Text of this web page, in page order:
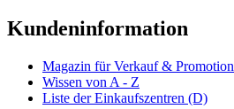
Kundeninformation
Magazin für Verkauf & Promotion
Wissen von A - Z
Liste der Einkaufszentren (D)